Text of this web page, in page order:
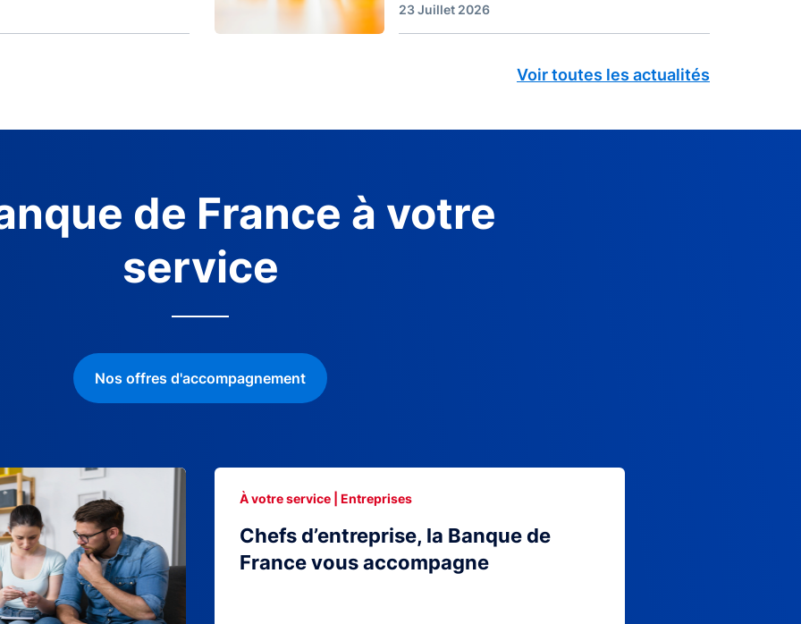
23 Juillet 2026
Voir toutes les actualités
de France à votre
service
Nos offres d'accompagnement
Chefs d’entreprise, la Banque de
France vous accompagne
À votre service | Entreprises